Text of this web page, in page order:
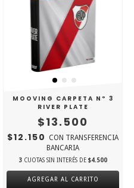
MOOVING CARPETA Nº 3
RIVER PLATE
$13.500
$12.150 CON TRANSFERENCIA
BANCARIA
3 CUOTAS SIN INTERÉS DE $4.500
AGREGAR AL CARRITO